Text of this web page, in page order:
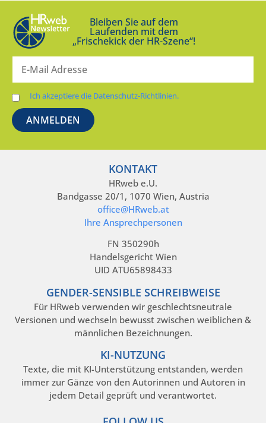
Bleiben Sie auf dem
Laufenden mit dem
„Frischekick der HR-Szene“!
Ich akzeptiere die Datenschutz-Richtlinien.
KONTAKT
HRweb e.U.
Bandgasse 20/1, 1070 Wien, Austria
office@HRweb.at
Ihre Ansprechpersonen
FN 350290h
Handelsgericht Wien
UID ATU65898433
GENDER-SENSIBLE SCHREIBWEISE
Für HRweb verwenden wir geschlechtsneutrale
Versionen und wechseln bewusst zwischen weiblichen &
männlichen Bezeichnungen.
KI-NUTZUNG
Texte, die mit KI-Unterstützung entstanden, werden
immer zur Gänze von den Autorinnen und Autoren in
jedem Detail geprüft und verantwortet.